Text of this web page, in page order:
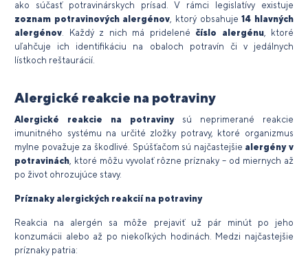
ako súčasť potravinárskych prísad. V rámci legislatívy existuje
zoznam potravinových alergénov, ktorý obsahuje14 hlavných
alergénov. Každý z nich má pridelené číslo alergénu, ktoré
uľahčuje ich identifikáciu na obaloch potravín či v jedálnych
lístkoch reštaurácií.
Alergické reakcie na potraviny
Alergické reakcie na potravinysú neprimerané reakcie
imunitného systému na určité zložky potravy, ktoré organizmus
mylne považuje za škodlivé. Spúšťačom sú najčastejšie alergény v
potravinách, ktoré môžu vyvolať rôzne príznaky – od miernych až
po život ohrozujúce stavy.
Príznaky alergických reakcií na potraviny
Reakcia na alergén sa môže prejaviť už pár minút po jeho
konzumácii alebo až po niekoľkých hodinách. Medzi najčastejšie
príznaky patria: